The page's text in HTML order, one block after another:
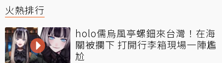
火熱排行
holo儒烏風亭螺鈿來台灣！在海
關被攔下 打開行李箱現場一陣尷
尬